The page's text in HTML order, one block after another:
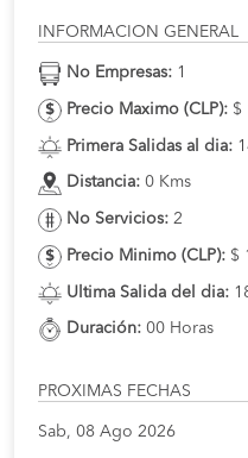
INFORMACION GENERAL
No Empresas: 1
Precio Maximo (CLP): $
Primera Salidas al dia:
Distancia: 0 Kms
No Servicios: 2
Precio Minimo (CLP): $
Ultima Salida del dia:
Duración: 00 Horas
PROXIMAS FECHAS
Sab, 08 Ago 2026